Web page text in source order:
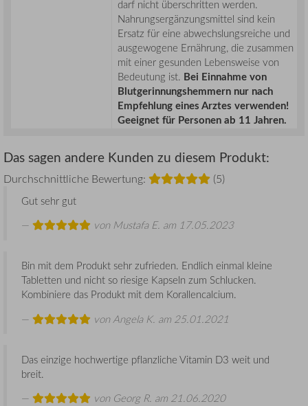
darf nicht überschritten werden.
Nahrungsergänzungsmittel sind kein
Ersatz für eine abwechslungsreiche und
ausgewogene Ernährung, die zusammen
mit einer gesunden Lebensweise von
Bedeutung ist. Bei Einnahme von
Blutgerinnungshemmern nur nach
Empfehlung eines Arztes verwenden!
Geeignet für Personen ab 11 Jahren.
Das sagen andere Kunden zu diesem Produkt:
Durchschnittliche Bewertung: (5)
Gut sehr gut
von Mustafa E. am 17.05.2023
Bin mit dem Produkt sehr zufrieden. Endlich einmal kleine
Tabletten und nicht so riesige Kapseln zum Schlucken.
Kombiniere das Produkt mit dem Korallencalcium.
von Angela K. am 25.01.2021
Das einzige hochwertige pflanzliche Vitamin D3 weit und
breit.
von Georg R. am 21.06.2020